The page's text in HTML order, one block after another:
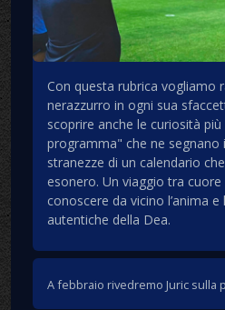
Con questa rubrica vogliamo
nerazzurro in ogni sua
scoprire anche le curiosità
programma" che ne segnano
stranezze di un calendario
esonero. Un viaggio tra
conoscere da vicino l’anima e
autentiche della Dea.
A febbraio rivedremo Juric sulla